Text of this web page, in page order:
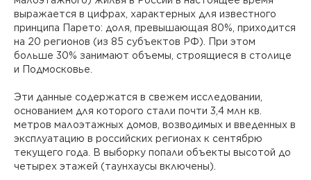
выражается в цифрах, характерных для известного
принципа Парето: доля, превышающая 80%, приходится
на 20 регионов (из 85 субъектов РФ). При этом
больше 30% занимают объемы, строящиеся в столице
и Подмосковье.
Эти данные содержатся в свежем исследовании,
основанием для которого стали почти 3,4 млн кв.
метров малоэтажных домов, возводимых и введенных в
эксплуатацию в российских регионах к сентябрю
текущего года. В выборку попали объекты высотой до
четырех этажей (таунхаусы включены).